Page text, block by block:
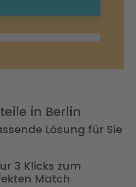
in Berlin
Lösung für Sie
3 Klicks zum
Match